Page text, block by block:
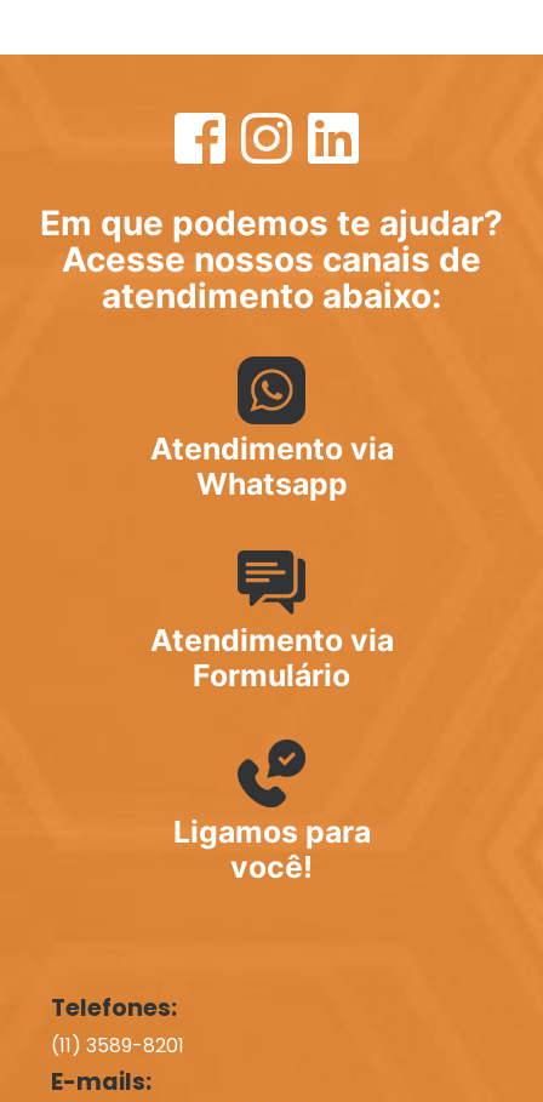
Em que podemos te ajudar?
Acesse nossos canais de
atendimento abaixo:
Atendimento via
Whatsapp
Atendimento via
Formulário
Ligamos para
você!
Telefones:
(11) 3589-8201
E-mails: